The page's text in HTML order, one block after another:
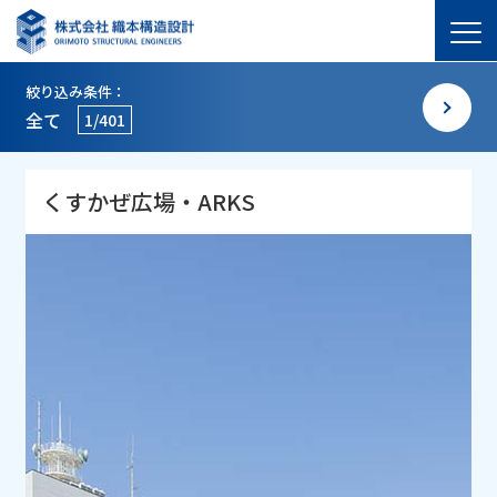
絞り込み条件：
全て 1/401
くすかぜ広場・ARKS